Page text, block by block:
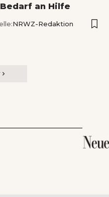
an Hilfe
NRWZ-Redaktion